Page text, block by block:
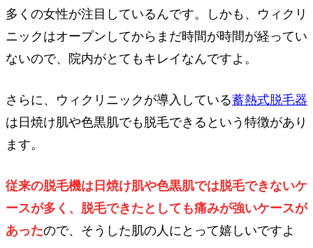
多くの女性が注目しているんです。しかも、ウィクリ
ニックはオープンしてからまだ時間が時間が経ってい
ないので、院内がとてもキレイなんですよ。
さらに、ウィクリニックが導入している蓄熱式脱毛器
は日焼け肌や色黒肌でも脱毛できるという特徴があり
ます。
従来の脱毛機は日焼け肌や色黒肌では脱毛できないケ
ースが多く、脱毛できたとしても痛みが強いケースが
あったので、そうした肌の人にとって嬉しいですよ